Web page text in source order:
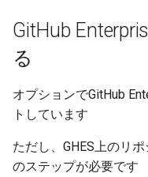
GitHub
る
オプションでGitHub
トしています
ただし、GHES上のリ
のステップが必要です